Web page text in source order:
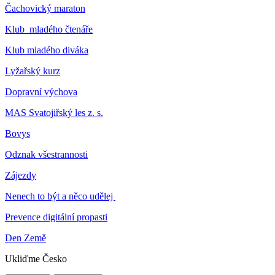
Čachovický maraton
Klub mladého čtenáře
Klub mladého diváka
Lyžařský kurz
Dopravní výchova
MAS Svatojiřský les z. s.
Bovys
Odznak všestrannosti
Zájezdy
Nenech to být a něco udělej
Prevence digitální propasti
Den Země
Ukliďme Česko